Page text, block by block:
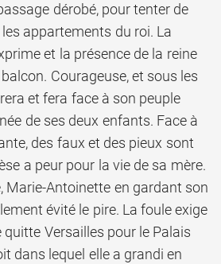
dérobé, pour tenter de
appartements du roi. La
et la présence de la reine
Courageuse, et sous les
et fera face à son peuple
de ses deux enfants. Face à
des faux et des pieux sont
a peur pour la vie de sa mère.
Marie-Antoinette en gardant son
évité le pire. La foule exige
Versailles pour le Palais
dans lequel elle a grandi en